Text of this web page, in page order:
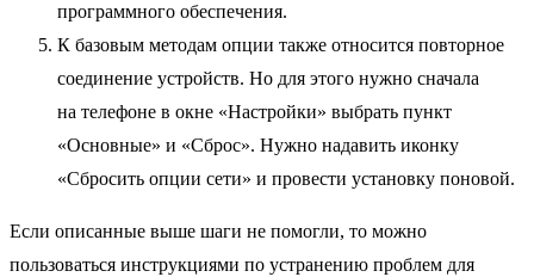
программного обеспечения.
К базовым методам опции также относится повторное
соединение устройств. Но для этого нужно сначала
на телефоне в окне «Настройки» выбрать пункт
«Основные» и «Сброс». Нужно надавить иконку
«Сбросить опции сети» и провести установку поновой.
Если описанные выше шаги не помогли, то можно
пользоваться инструкциями по устранению проблем для